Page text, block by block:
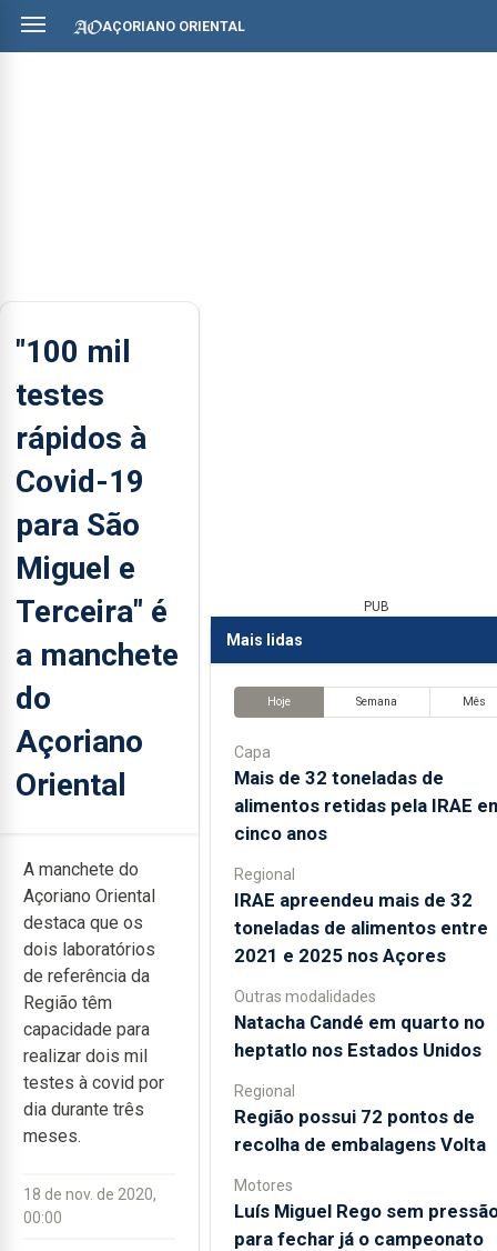
AÇORIANO ORIENTAL
"100 mil
testes
rápidos à
Covid-19
para São
Miguel e
Terceira" é
a manchete
do
Açoriano
Oriental
A manchete do
Açoriano Oriental
destaca que os
dois laboratórios
de referência da
Região têm
capacidade para
realizar dois mil
testes à covid por
dia durante três
meses.
18 de nov. de 2020,
00:00
PUB
Mais lidas
Hoje Semana Mês
Capa
Mais de 32 toneladas de
alimentos retidas pela IRAE
cinco anos
Regional
IRAE apreendeu mais de 32
toneladas de alimentos entre
2021 e 2025 nos Açores
Outras modalidades
Natacha Candé em quarto no
heptatlo nos Estados Unidos
Regional
Região possui 72 pontos de
recolha de embalagens Volta
Motores
Luís Miguel Rego sem
para fechar já o campeonato